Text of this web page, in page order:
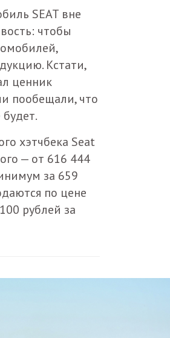
SEAT вне
чтобы
Кстати,
ценник
пообещали, что
хэтчбека Seat
— от 616 444
за 659
по цене
рублей за